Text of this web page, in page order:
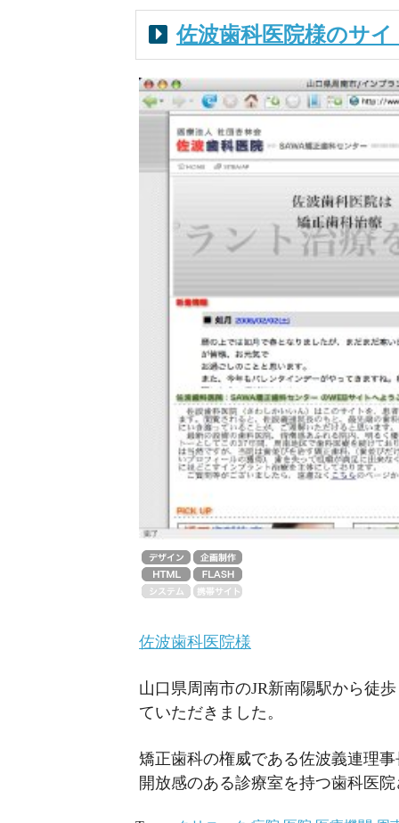
佐波歯科医院様のサ
佐波歯科医院様
山口県周南市のJR新南陽駅から徒
ていただきました。
矯正歯科の権威である佐波義連理
開放感のある診療室を持つ歯科医